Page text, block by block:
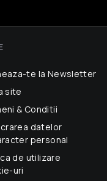
te la Newsletter
site
& Conditii
datelor
personal
de utilizare
uri